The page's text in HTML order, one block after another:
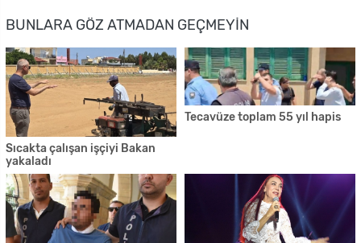
BUNLARA GÖZ ATMADAN GEÇMEYIN
Sıcakta çalışan işçiyi Bakan
yakaladı
Tecavüze toplam 55 yıl hapis